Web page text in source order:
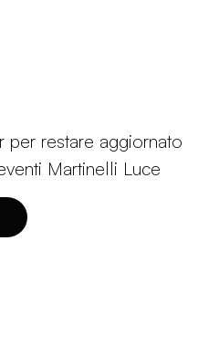
per restare aggiornato
Martinelli Luce